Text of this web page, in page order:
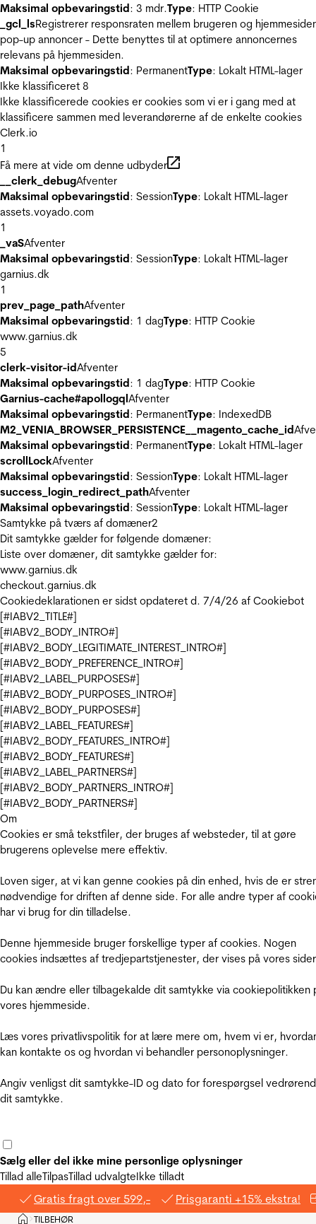
Maksimal opbevaringstid: 3 mdr.Type: HTTP Cookie
_gcl_lsRegistrerer responsraten mellem brugeren og
pop-up annoncer - Dette benyttes til at optimere annoncernes
relevans på hjemmesiden.
Maksimal opbevaringstid: PermanentType: Lokalt HTML-lager
Ikke klassificeret 8
Ikke klassificerede cookies er cookies som vi er i gang med at
klassificere sammen med leverandørerne af de enkelte cookies
Clerk.io
1
Få mere at vide om denne udbyder
__clerk_debugAfventer
Maksimal opbevaringstid: SessionType: Lokalt HTML-lager
assets.voyado.com
1
_vaSAfventer
Maksimal opbevaringstid: SessionType: Lokalt HTML-lager
garnius.dk
1
prev_page_pathAfventer
Maksimal opbevaringstid: 1 dagType: HTTP Cookie
www.garnius.dk
5
clerk-visitor-idAfventer
Maksimal opbevaringstid: 1 dagType: HTTP Cookie
Garnius-cache#apollogqlAfventer
Maksimal opbevaringstid: PermanentType: IndexedDB
M2_VENIA_BROWSER_PERSISTENCE__magento_cache_id
Maksimal opbevaringstid: PermanentType: Lokalt HTML-lager
scrollLockAfventer
Maksimal opbevaringstid: SessionType: Lokalt HTML-lager
success_login_redirect_pathAfventer
Maksimal opbevaringstid: SessionType: Lokalt HTML-lager
Samtykke på tværs af domæner2
Dit samtykke gælder for følgende domæner:
Liste over domæner, dit samtykke gælder for:
www.garnius.dk
checkout.garnius.dk
Cookiedeklarationen er sidst opdateret d. 7/4/26 af Cookiebot
[#IABV2_TITLE#]
[#IABV2_BODY_INTRO#]
[#IABV2_BODY_LEGITIMATE_INTEREST_INTRO#]
[#IABV2_BODY_PREFERENCE_INTRO#]
[#IABV2_LABEL_PURPOSES#]
[#IABV2_BODY_PURPOSES_INTRO#]
[#IABV2_BODY_PURPOSES#]
[#IABV2_LABEL_FEATURES#]
[#IABV2_BODY_FEATURES_INTRO#]
[#IABV2_BODY_FEATURES#]
[#IABV2_LABEL_PARTNERS#]
[#IABV2_BODY_PARTNERS_INTRO#]
[#IABV2_BODY_PARTNERS#]
Om
Cookies er små tekstfiler, der bruges af websteder, til at gøre
brugerens oplevelse mere effektiv.
Loven siger, at vi kan genne cookies på din enhed, hvis de er
nødvendige for driften af denne side. For alle andre typer af
har vi brug for din tilladelse.
Denne hjemmeside bruger forskellige typer af cookies. Nogen
cookies indsættes af tredjepartstjenester, der vises på vores
Du kan ændre eller tilbagekalde dit samtykke via cookiepolitikken
vores hjemmeside.
Læs vores privatlivspolitik for at lære mere om, hvem vi er,
kan kontakte os og hvordan vi behandler personoplysninger.
Angiv venligst dit samtykke-ID og dato for forespørgsel
dit samtykke.
Sælg eller del ikke mine personlige oplysninger
Tillad alleTilpasTillad udvalgteIkke tilladt
Gratis fragt over 599,- Prisgaranti +15% ekstra!
Hjem
>TILBEHØR